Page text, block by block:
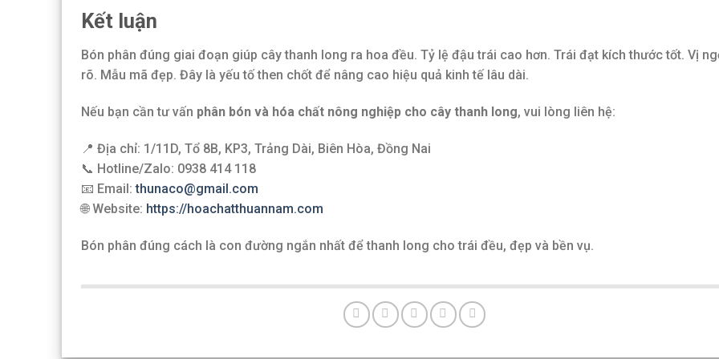
Kết luận
Bón phân đúng giai đoạn giúp cây thanh long ra hoa đều. Tỷ lệ đậu trái cao hơn. Trái đạt kích thước tốt. Vị
rõ. Mẫu mã đẹp. Đây là yếu tố then chốt để nâng cao hiệu quả kinh tế lâu dài.
Nếu bạn cần tư vấn phân bón và hóa chất nông nghiệp cho cây thanh long, vui lòng liên hệ:
📍 Địa chỉ: 1/11D, Tổ 8B, KP3, Trảng Dài, Biên Hòa, Đồng Nai
📞 Hotline/Zalo: 0938 414 118
📧 Email:thunaco@gmail.com
🌐 Website: https://hoachatthuannam.com
Bón phân đúng cách là con đường ngắn nhất để thanh long cho trái đều, đẹp và bền vụ.